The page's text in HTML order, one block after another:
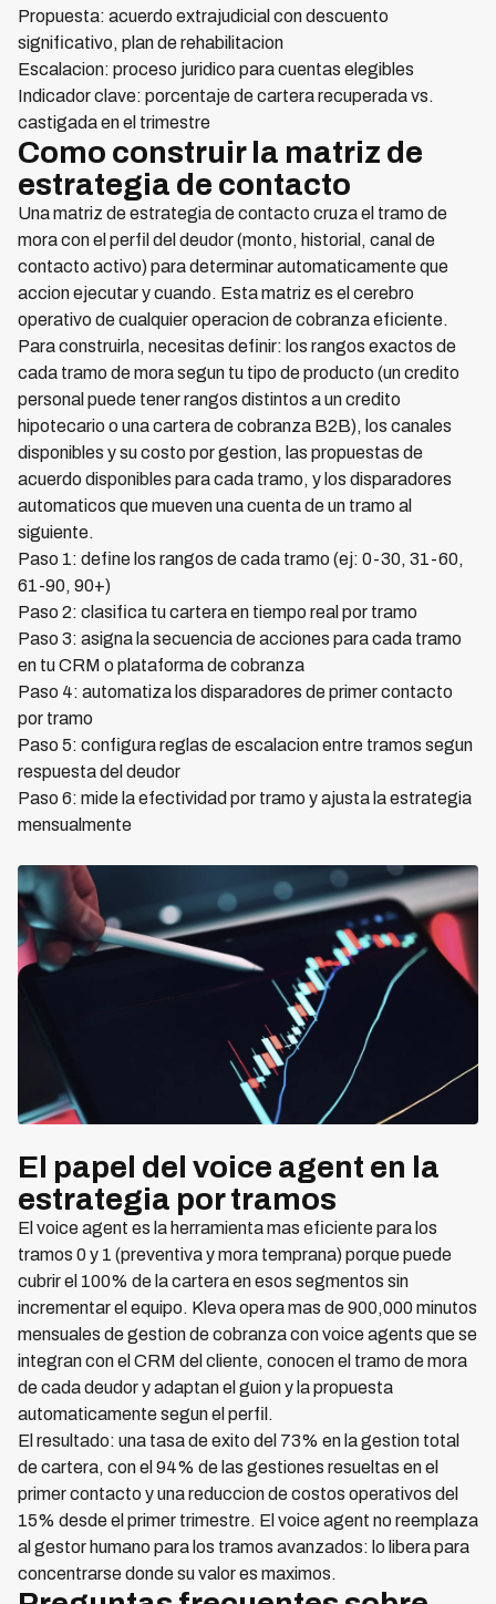
Propuesta: acuerdo extrajudicial con descuento
significativo, plan de rehabilitacion
Escalacion: proceso juridico para cuentas elegibles
Indicador clave: porcentaje de cartera recuperada vs.
castigada en el trimestre
Como construir la matriz de
estrategia de contacto
Una matriz de estrategia de contacto cruza el tramo de
mora con el perfil del deudor (monto, historial, canal de
contacto activo) para determinar automaticamente que
accion ejecutar y cuando. Esta matriz es el cerebro
operativo de cualquier operacion de cobranza eficiente.
Para construirla, necesitas definir: los rangos exactos de
cada tramo de mora segun tu tipo de producto (un credito
personal puede tener rangos distintos a un credito
hipotecario o una cartera de cobranza B2B), los canales
disponibles y su costo por gestion, las propuestas de
acuerdo disponibles para cada tramo, y los disparadores
automaticos que mueven una cuenta de un tramo al
siguiente.
Paso 1: define los rangos de cada tramo (ej: 0-30, 31-60,
61-90, 90+)
Paso 2: clasifica tu cartera en tiempo real por tramo
Paso 3: asigna la secuencia de acciones para cada tramo
en tu CRM o plataforma de cobranza
Paso 4: automatiza los disparadores de primer contacto
por tramo
Paso 5: configura reglas de escalacion entre tramos segun
respuesta del deudor
Paso 6: mide la efectividad por tramo y ajusta la estrategia
mensualmente
El papel del voice agent en la
estrategia por tramos
El voice agent es la herramienta mas eficiente para los
tramos 0 y 1 (preventiva y mora temprana) porque puede
cubrir el 100% de la cartera en esos segmentos sin
incrementar el equipo. Kleva opera mas de 900,000 minutos
mensuales de gestion de cobranza con voice agents que se
integran con el CRM del cliente, conocen el tramo de mora
de cada deudor y adaptan el guion y la propuesta
automaticamente segun el perfil.
El resultado: una tasa de exito del 73% en la gestion total
de cartera, con el 94% de las gestiones resueltas en el
primer contacto y una reduccion de costos operativos del
15% desde el primer trimestre. El voice agent no reemplaza
al gestor humano para los tramos avanzados: lo libera para
concentrarse donde su valor es maximos.